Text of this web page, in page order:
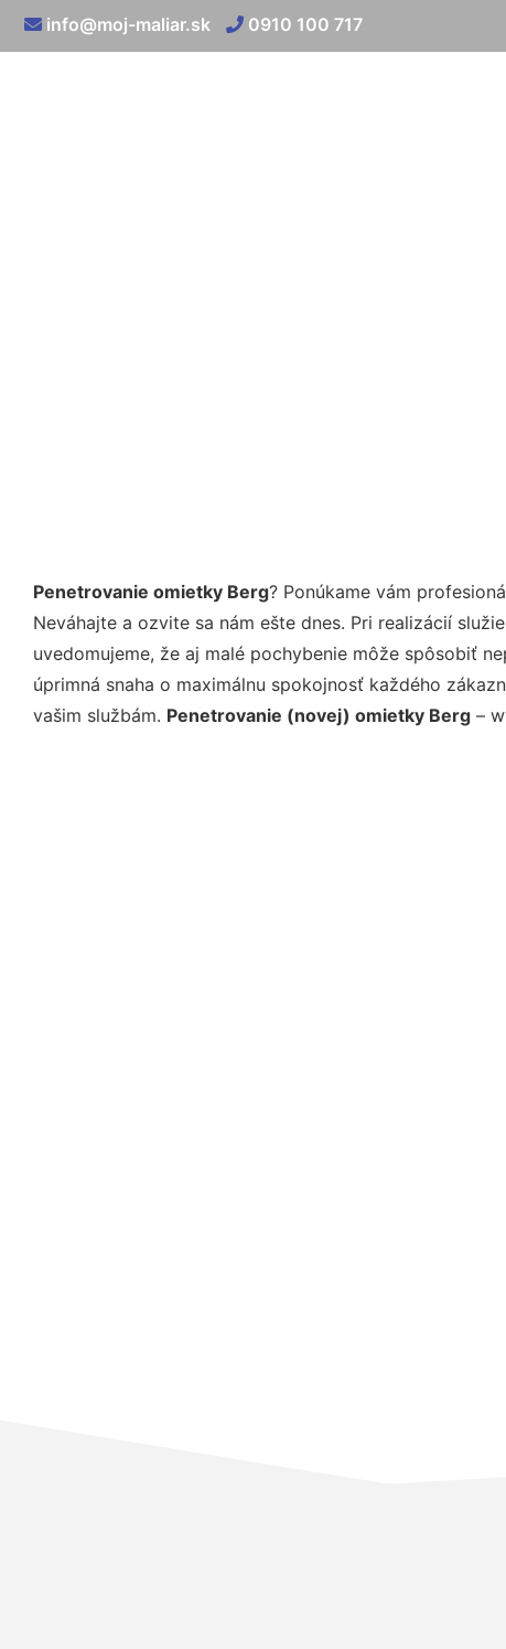
info@moj-maliar.sk 0910 100 717
Penetrovanie omietky Berg? Ponúkame vám
Neváhajte a ozvite sa nám ešte dnes. Pri realizácií
uvedomujeme, že aj malé pochybenie môže spôsobiť
úprimná snaha o maximálnu spokojnosť každého
vašim službám. Penetrovanie (novej) omietky Berg –